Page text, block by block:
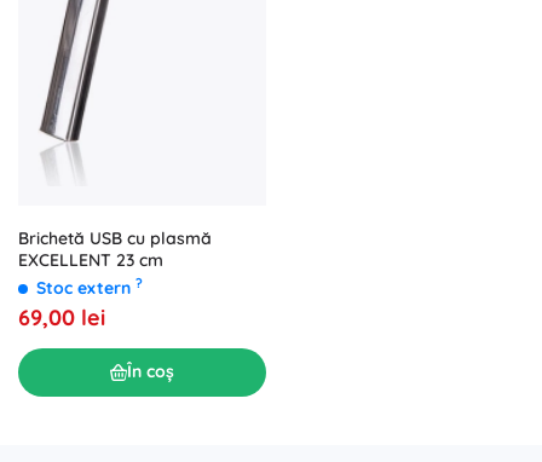
Brichetă USB cu plasmă
EXCELLENT 23 cm
Stoc extern ?
69,00 lei
În coș